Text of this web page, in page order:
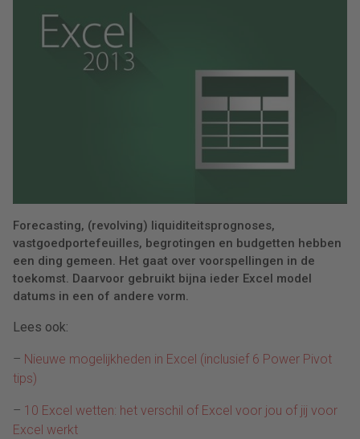
Forecasting, (revolving) liquiditeitsprognoses,
vastgoedportefeuilles, begrotingen en budgetten hebben
een ding gemeen. Het gaat over voorspellingen in de
toekomst. Daarvoor gebruikt bijna ieder Excel model
datums in een of andere vorm.
Lees ook:
– Nieuwe mogelijkheden in Excel (inclusief 6 Power Pivot
tips)
– 10 Excel wetten: het verschil of Excel voor jou of jij voor
Excel werkt